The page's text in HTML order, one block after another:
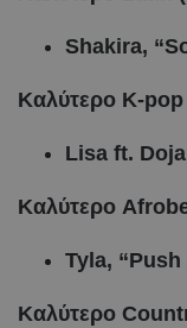
Shakira,
Καλύτερο K-
Lisa ft.
Καλύτερο
Tyla, “Push
Καλύτερο